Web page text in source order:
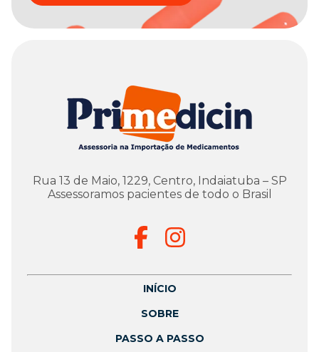
Rua 13 de Maio, 1229, Centro, Indaiatuba – SP
Assessoramos pacientes de todo o Brasil
INÍCIO
SOBRE
PASSO A PASSO